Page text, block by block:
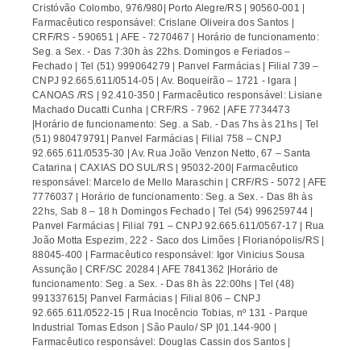
Cristóvão Colombo, 976/980| Porto Alegre/RS | 90560-001 |
Farmacêutico responsável: Crislane Oliveira dos Santos |
CRF/RS - 590651 | AFE - 7270467 | Horário de funcionamento:
Seg. a Sex. - Das 7:30h às 22hs. Domingos e Feriados –
Fechado | Tel (51) 999064279 | Panvel Farmácias | Filial 739 –
CNPJ 92.665.611/0514-05 | Av. Boqueirão – 1721 - Igara |
CANOAS /RS | 92.410-350 | Farmacêutico responsável: Lisiane
Machado Ducatti Cunha | CRF/RS - 7962 | AFE 7734473
|Horário de funcionamento: Seg. a Sab. - Das 7hs às 21hs | Tel
(51) 980479791| Panvel Farmácias | Filial 758 – CNPJ
92.665.611/0535-30 | Av. Rua João Venzon Netto, 67 – Santa
Catarina | CAXIAS DO SUL/RS | 95032-200| Farmacêutico
responsável: Marcelo de Mello Maraschin | CRF/RS - 5072 | AFE
7776037 | Horário de funcionamento: Seg. a Sex. - Das 8h às
22hs, Sab 8 – 18 h Domingos Fechado | Tel (54) 996259744 |
Panvel Farmácias | Filial 791 – CNPJ 92.665.611/0567-17 | Rua
João Motta Espezim, 222 - Saco dos Limões | Florianópolis/RS |
88045-400 | Farmacêutico responsável: Igor Vinicius Sousa
Assunção | CRF/SC 20284 | AFE 7841362 |Horário de
funcionamento: Seg. a Sex. - Das 8h às 22:00hs | Tel (48)
991337615| Panvel Farmácias | Filial 806 – CNPJ
92.665.611/0522-15 | Rua Inocêncio Tobias, nº 131 - Parque
Industrial Tomas Edson | São Paulo/ SP |01.144-900 |
Farmacêutico responsável: Douglas Cassin dos Santos |